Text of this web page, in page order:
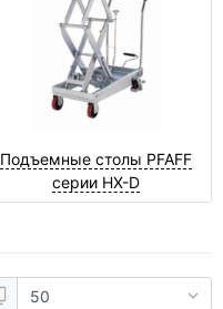
Подъемные столы PFAFF
серии НХ-D